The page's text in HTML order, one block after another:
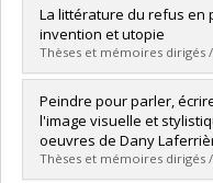
Diplômé(e) : Bouchard,
Cycle :Maîtrise
Diplôme obtenu :M.A.
Lien vers le document
La littérature du refus en
invention et utopie
Thèses et mémoires dirigés /
Diplômé(e) :Hanet,
Cycle :Doctorat
Diplôme obtenu :Ph. D.
Lien vers le document
Peindre pour parler,
l'image visuelle et
oeuvres de Dany
Thèses et mémoires dirigés /